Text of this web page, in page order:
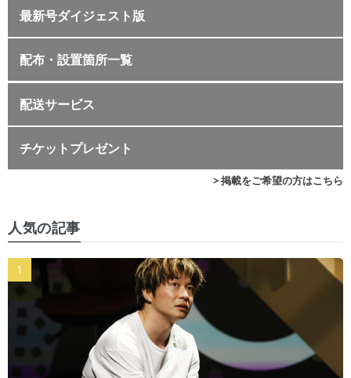
最新号ダイジェスト版
配布・設置箇所一覧
配送サービス
チケットプレゼント
> 掲載をご希望の方はこちら
人気の記事